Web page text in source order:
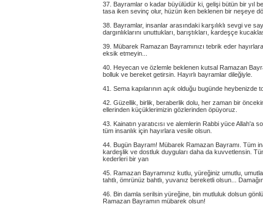
37. Bayramlar o kadar büyülüdür ki, gelişi bütün bir yıl
tasa iken sevinç olur, hüzün iken beklenen bir neşeye
38. Bayramlar, insanlar arasındaki karşılıklı sevgi ve
dargınlıklarını unuttukları, barıştıkları, kardeşçe
39. Mübarek Ramazan Bayramınızı tebrik eder
eksik etmeyin...
40. Heyecan ve özlemle beklenen kutsal Ramazan
bolluk ve bereket getirsin. Hayırlı bayramlar dileğiyle.
41. Sema kapılarının açık olduğu bugünde
42. Güzellik, birlik, beraberlik dolu, her zaman bir
ellerinden küçüklerimizin gözlerinden öpüyoruz.
43. Kainatın yaratıcısı ve alemlerin Rabbi yüce
tüm insanlık için hayırlara vesile olsun.
44. Bugün Bayram! Mübarek Ramazan Bayramı. Tüm
kardeşlik ve dostluk duyguları daha da kuvvetlensin.
kederleri bir yan
45. Ramazan Bayramınız kutlu, yüreğiniz umutlu,
tahtlı, ömrünüz bahtlı, yuvanız bereketli olsun...
46. Bin damla serilsin yüreğine, bin mutluluk dolsun
Ramazan Bayramın mübarek olsun!